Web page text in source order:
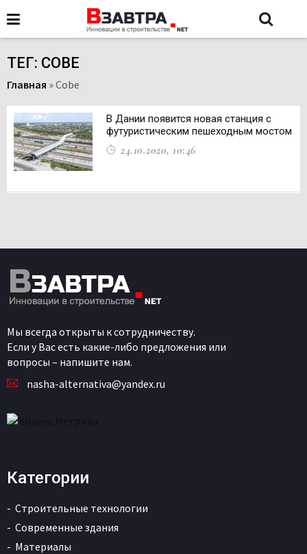
ТЕГ: COBE
Главная »Cobe
В Дании появится новая станция с
футуристическим пешеходным мостом
24.10.2020, 10:46
Мы всегда открыты к сотрудничеству.
Если у Вас есть какие-либо предложения или
вопросы – напишите нам.
nasha-alternativa@yandex.ru
Категории
Строительные технологии
Современные здания
Материалы